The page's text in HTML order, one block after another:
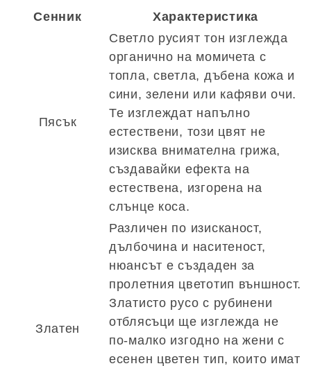
Сенник Характеристика
Пясък
Светло русият тон изглежда
органично на момичета с
топла, светла, дъбена кожа и
сини, зелени или кафяви очи.
Те изглеждат напълно
естествени, този цвят не
изисква внимателна грижа,
създавайки ефекта на
естествена, изгорена на
слънце коса.
Златен
Различен по изисканост,
дълбочина и наситеност,
нюансът е създаден за
пролетния цветотип външност.
Златисто русо с рубинени
отблясъци ще изглежда не
по-малко изгодно на жени с
есенен цветен тип, които имат